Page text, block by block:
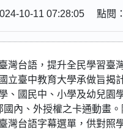
10-11 07:28:05 點閱：
灣台語，提升全民學習臺
立臺中教育大學承做旨揭
、國民中、小學及幼兒園
國內、外授權之卡通動畫
灣台語字幕選單，供對照